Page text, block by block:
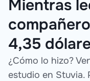
Mientras
4,35
¿Cómo lo hizo?
estudio en Stuvia.